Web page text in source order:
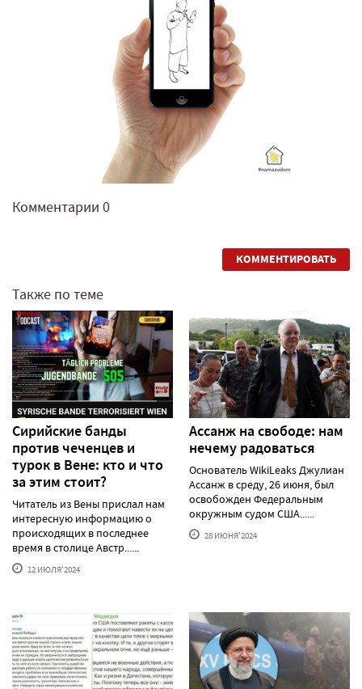
Комментарии 0
КОММЕНТИРОВАТЬ
Также по теме
Сирийские банды
против чеченцев и
турок в Вене: кто и что
за этим стоит?
Читатель из Вены прислал нам
интересную информацию о
происходящих в последнее
время в столице Австр......
12 ИЮЛЯ'2024
Ассанж на свободе: нам
нечему радоваться
Основатель WikiLeaks Джулиан
Ассанж в среду, 26 июня, был
освобожден Федеральным
окружным судом США......
28 ИЮНЯ'2024